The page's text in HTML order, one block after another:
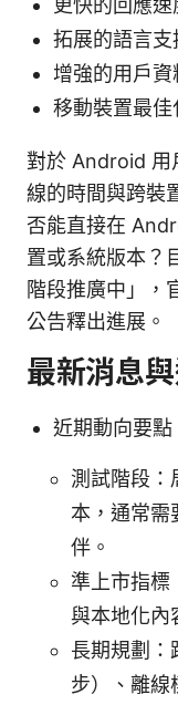
拓展的語言
增強的用戶
移動裝置最
對於 Android 用
線的時間與跨裝
否能直接在
置或系統版本？
階段推廣中」，
公告釋出進展。
最新消息
近期動向要點
測試階段：
本，通常需
伴。
準上市指標
與本地化內
長期規劃：
步）、離線